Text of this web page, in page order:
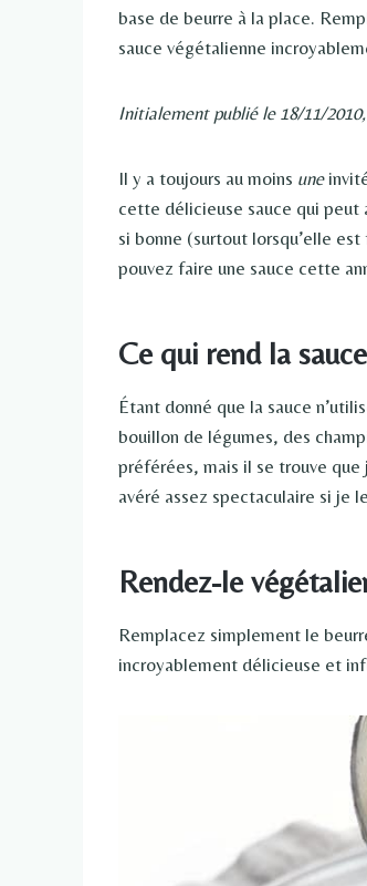
base de beurre à la place.
sauce végétalienne
Initialement publié le 18/11/
Il y a toujours au moins une
cette délicieuse sauce qui peut
si bonne (surtout lorsqu’elle
pouvez faire une sauce cette
Ce qui rend la
Étant donné que la sauce
bouillon de légumes, des
préférées, mais il se trouve que
avéré assez spectaculaire si je
Rendez-le
Remplacez simplement le
incroyablement délicieuse et